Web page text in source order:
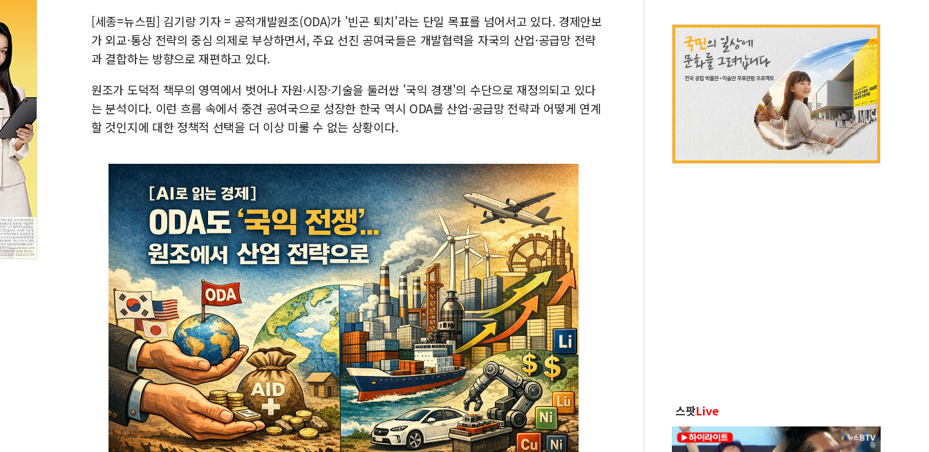
[세종=뉴스핌] 김기랑 기자 = 공적개발원조(ODA)가 '빈곤 퇴치'라는 단일 목표를 넘어서고 있다. 경제안보
가 외교·통상 전략의 중심 의제로 부상하면서, 주요 선진 공여국들은 개발협력을 자국의 산업·공급망 전략
과 결합하는 방향으로 재편하고 있다.
원조가 도덕적 책무의 영역에서 벗어나 자원·시장·기술을 둘러싼 '국익 경쟁'의 수단으로 재정의되고 있다
는 분석이다. 이런 흐름 속에서 중견 공여국으로 성장한 한국 역시 ODA를 산업·공급망 전략과 어떻게 연계
할 것인지에 대한 정책적 선택을 더 이상 미룰 수 없는 상황이다.
스팟Live